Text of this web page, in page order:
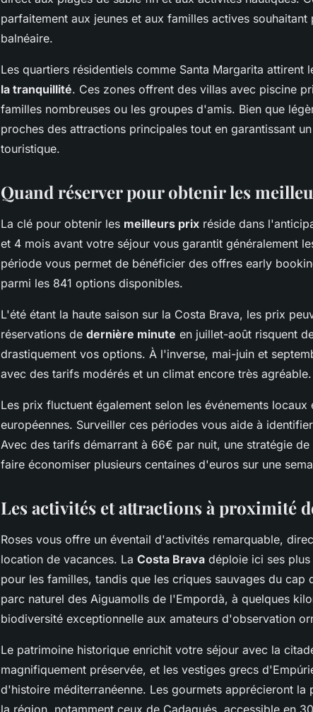
parfaitement aux jeunes et aux familles actives
balnéaire.
Les quartiers résidentiels comme Santa Margarita attirent
la tranquillité. Ces zones offrent des villas avec piscine
familles nombreuses ou les groupes d'amis. Bien que
proches des attractions principales tout en garantissant
touristique.
Quand réserver pour obtenir les
La clé pour obtenir les meilleurs prix réside dans
et 4 mois avant votre séjour vous garantit généralement
période vous permet de bénéficier des offres early
parmi les 841 options disponibles.
L'été étant la haute saison sur la Costa Brava, les prix
réservations de dernière minute en juillet-août risquent
drastiquement vos options. À l'inverse, mai-juin et
avec des tarifs modérés et un climat encore très agréable.
Les prix fluctuent également selon les événements
européennes. Surveiller ces périodes vous aide à
Avec des tarifs démarrant à 66€ par nuit, une stratégie
faire économiser plusieurs centaines d'euros sur une
Les activités et attractions à proximité
Roses vous offre un éventail d'activités remarquable,
location de vacances. La Costa Brava déploie ici ses
pour les familles, tandis que les criques sauvages du cap
parc naturel des Aiguamolls de l'Empordà, à quelques
biodiversité exceptionnelle aux amateurs d'observation
Le patrimoine historique enrichit votre séjour avec la
magnifiquement préservée, et les vestiges grecs
d'histoire méditerranéenne. Les gourmets apprécieront la